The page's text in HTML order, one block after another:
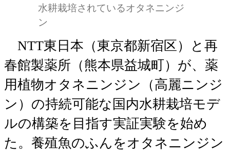
水耕栽培されているオタネニンジ
ン
NTT東日本（東京都新宿区）と再
春館製薬所（熊本県益城町）が、薬
用植物オタネニンジン（高麗ニンジ
ン）の持続可能な国内水耕栽培モデ
ルの構築を目指す実証実験を始め
た。養殖魚のふんをオタネニンジン